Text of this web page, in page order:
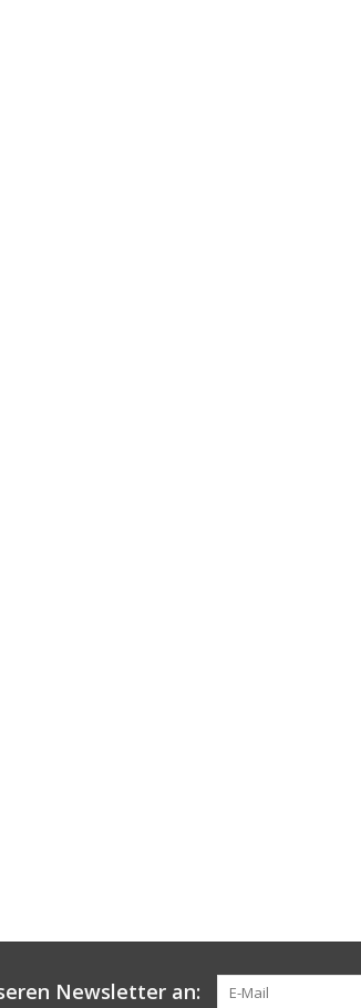
Newsletter an: